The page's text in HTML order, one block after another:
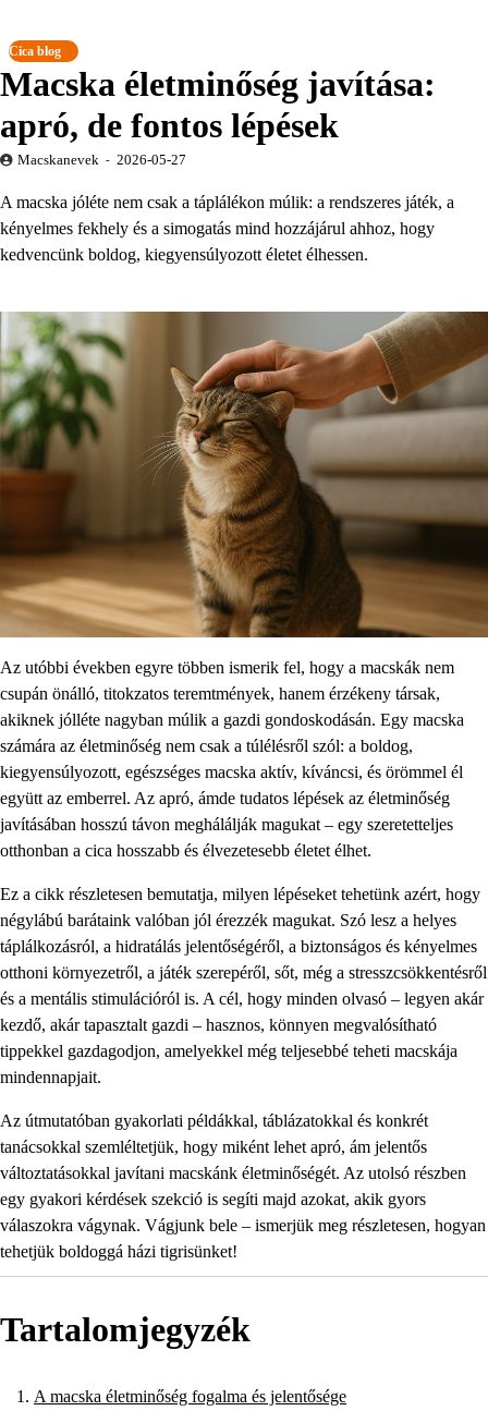
Cica blog
Macska életminőség javítása:
apró, de fontos lépések
Macskanevek 2026-05-27
A macska jóléte nem csak a táplálékon múlik: a rendszeres játék, a
kényelmes fekhely és a simogatás mind hozzájárul ahhoz, hogy
kedvencünk boldog, kiegyensúlyozott életet élhessen.
Az utóbbi években egyre többen ismerik fel, hogy a macskák nem
csupán önálló, titokzatos teremtmények, hanem érzékeny társak,
akiknek jólléte nagyban múlik a gazdi gondoskodásán. Egy macska
számára az életminőség nem csak a túlélésről szól: a boldog,
kiegyensúlyozott, egészséges macska aktív, kíváncsi, és örömmel él
együtt az emberrel. Az apró, ámde tudatos lépések az életminőség
javításában hosszú távon meghálálják magukat – egy szeretetteljes
otthonban a cica hosszabb és élvezetesebb életet élhet.
Ez a cikk részletesen bemutatja, milyen lépéseket tehetünk azért, hogy
négylábú barátaink valóban jól érezzék magukat. Szó lesz a helyes
táplálkozásról, a hidratálás jelentőségéről, a biztonságos és kényelmes
otthoni környezetről, a játék szerepéről, sőt, még a stresszcsökkentésről
és a mentális stimulációról is. A cél, hogy minden olvasó – legyen akár
kezdő, akár tapasztalt gazdi – hasznos, könnyen megvalósítható
tippekkel gazdagodjon, amelyekkel még teljesebbé teheti macskája
mindennapjait.
Az útmutatóban gyakorlati példákkal, táblázatokkal és konkrét
tanácsokkal szemléltetjük, hogy miként lehet apró, ám jelentős
változtatásokkal javítani macskánk életminőségét. Az utolsó részben
egy gyakori kérdések szekció is segíti majd azokat, akik gyors
válaszokra vágynak. Vágjunk bele – ismerjük meg részletesen, hogyan
tehetjük boldoggá házi tigrisünket!
Tartalomjegyzék
A macska életminőség fogalma és jelentősége